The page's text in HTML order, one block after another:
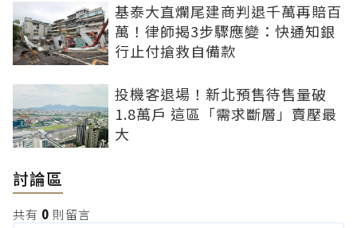
基泰大直爛尾建商判退千萬再賠百
萬！律師揭3步驟應變：快通知銀
行止付搶救自備款
投機客退場！新北預售待售量破
1.8萬戶 這區「需求斷層」賣壓最
大
討論區
共有 0 則留言